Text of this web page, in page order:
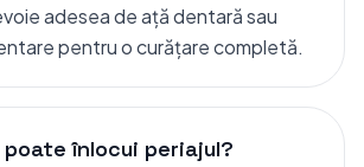
adesea de ață dentară sau
pentru o curățare completă.
poate înlocui periajul?